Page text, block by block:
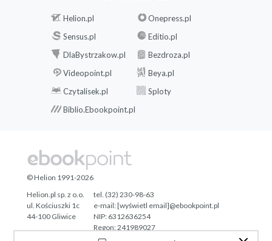
Helion.pl
Onepress.pl
Sensus.pl
Editio.pl
DlaBystrzakow.pl
Bezdroza.pl
Videopoint.pl
Beya.pl
Czytalisek.pl
Sploty
Biblio.Ebookpoint.pl
© Helion 1991-2026
Helion.pl sp. z o.o.
ul. Kościuszki 1c
44-100 Gliwice
tel. (32) 230-98-63
e-mail:[wyświetl email]@ebookpoint.pl
NIP: 6312636254
Regon: 241989027